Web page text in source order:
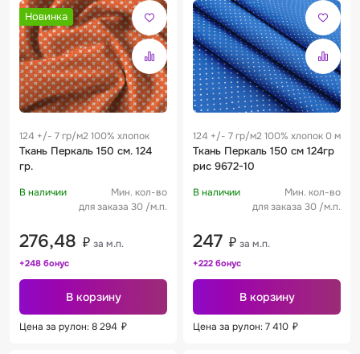
Новинка
124 +/- 7 гр/м2 100% хлопок
Ткань Перкаль 150 см. 124
гр.
В наличии
Мин. кол-во
для заказа 30 /м.п.
276,48 ₽ за м.п.
+248 бонус
В корзину
Цена за рулон: 8 294 ₽
124 +/- 7 гр/м2 100% хлопок 0 м
Ткань Перкаль 150 см 124гр
рис 9672-10
В наличии
Мин. кол-во
для заказа 30 /м.п.
247 ₽ за м.п.
+222 бонус
В корзину
Цена за рулон: 7 410 ₽